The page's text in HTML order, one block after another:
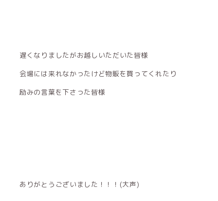
遅くなりましたがお越しいただいた皆様
会場には来れなかったけど物販を買ってくれたり
励みの言葉を下さった皆様
ありがとうございました！！！(大声)